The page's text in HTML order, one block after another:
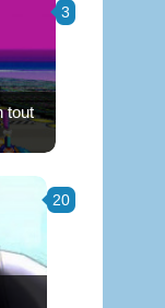
3
tout
20